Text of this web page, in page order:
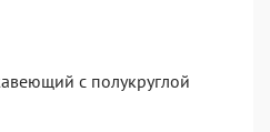
с полукруглой